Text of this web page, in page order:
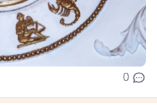
0